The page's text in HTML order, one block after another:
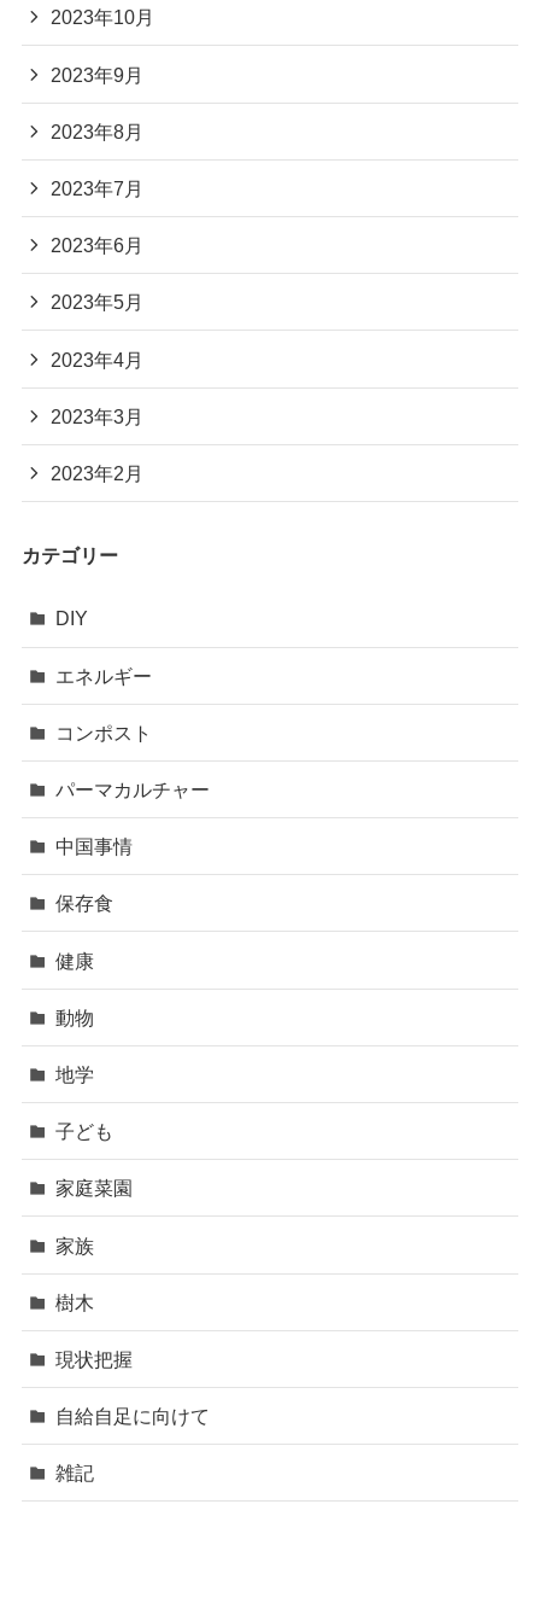
2023年10月
2023年9月
2023年8月
2023年7月
2023年6月
2023年5月
2023年4月
2023年3月
2023年2月
カテゴリー
DIY
エネルギー
コンポスト
パーマカルチャー
中国事情
保存食
健康
動物
地学
子ども
家庭菜園
家族
樹木
現状把握
自給自足に向けて
雑記